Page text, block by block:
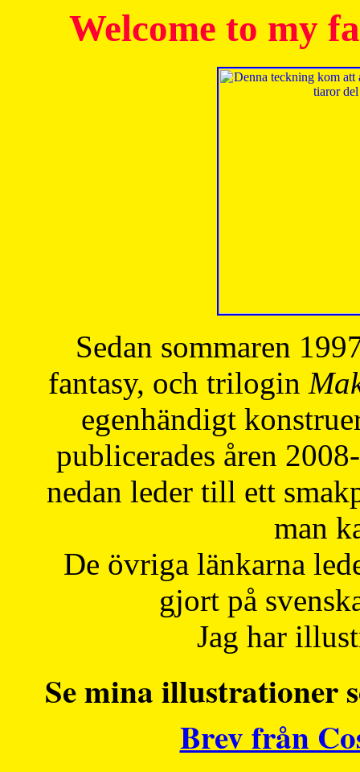
Welcome to my
Sedan sommaren
fantasy, och trilogin
egenhändigt
publicerades åren
nedan leder till ett
man
De övriga länkarna
gjort på
Jag har
Se mina illustrationer
Brev från